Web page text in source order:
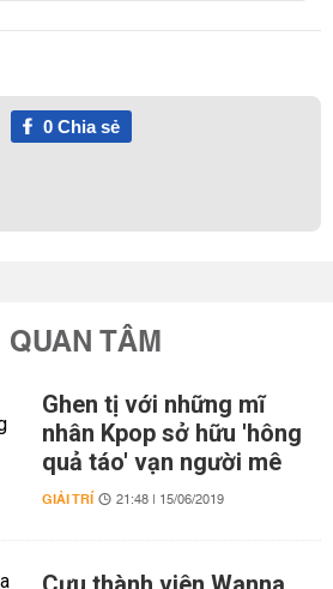
0Chia sẻ
TÂM
Ghen tị với những mĩ
nhân Kpop sở hữu 'hông
quả táo' vạn người mê
GIẢI TRÍ 21:48 | 15/06/2019